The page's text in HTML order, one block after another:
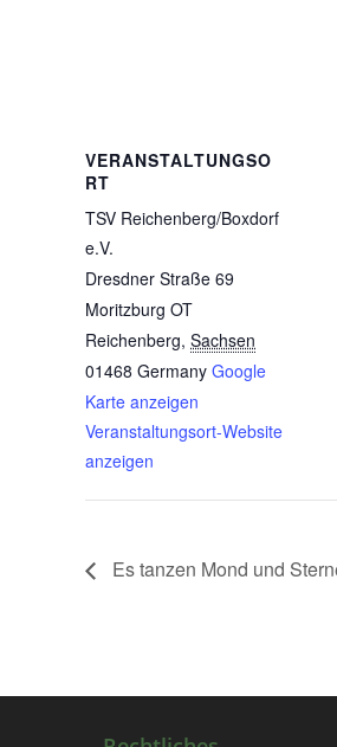
VERANSTALTUNGSO
RT
TSV Reichenberg/Boxdorf
e.V.
Dresdner Straße 69
Moritzburg OT
Reichenberg, Sachsen
01468 Germany Google
Karte anzeigen
Veranstaltungsort-Website
anzeigen
Es tanzen Mond und